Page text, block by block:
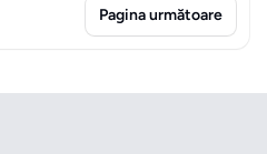
Pagina următoare